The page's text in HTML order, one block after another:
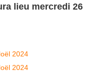
lieu mercredi 26